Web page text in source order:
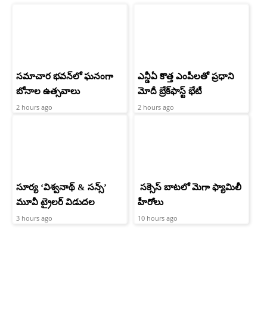
సమాచార భవన్‌లో ఘనంగా
బోనాల ఉత్సవాలు
2 hours ago
ఎన్డీఏ కొత్త ఎంపీలతో ప్రధాని
మోదీ బ్రేక్‌ఫాస్ట్ భేటీ
2 hours ago
సూర్య ‘విశ్వనాథ్ & సన్స్’
మూవీ ట్రైలర్ విడుదల
3 hours ago
సక్సెస్ బాటలో మెగా ఫ్యామిలీ
హీరోలు
10 hours ago